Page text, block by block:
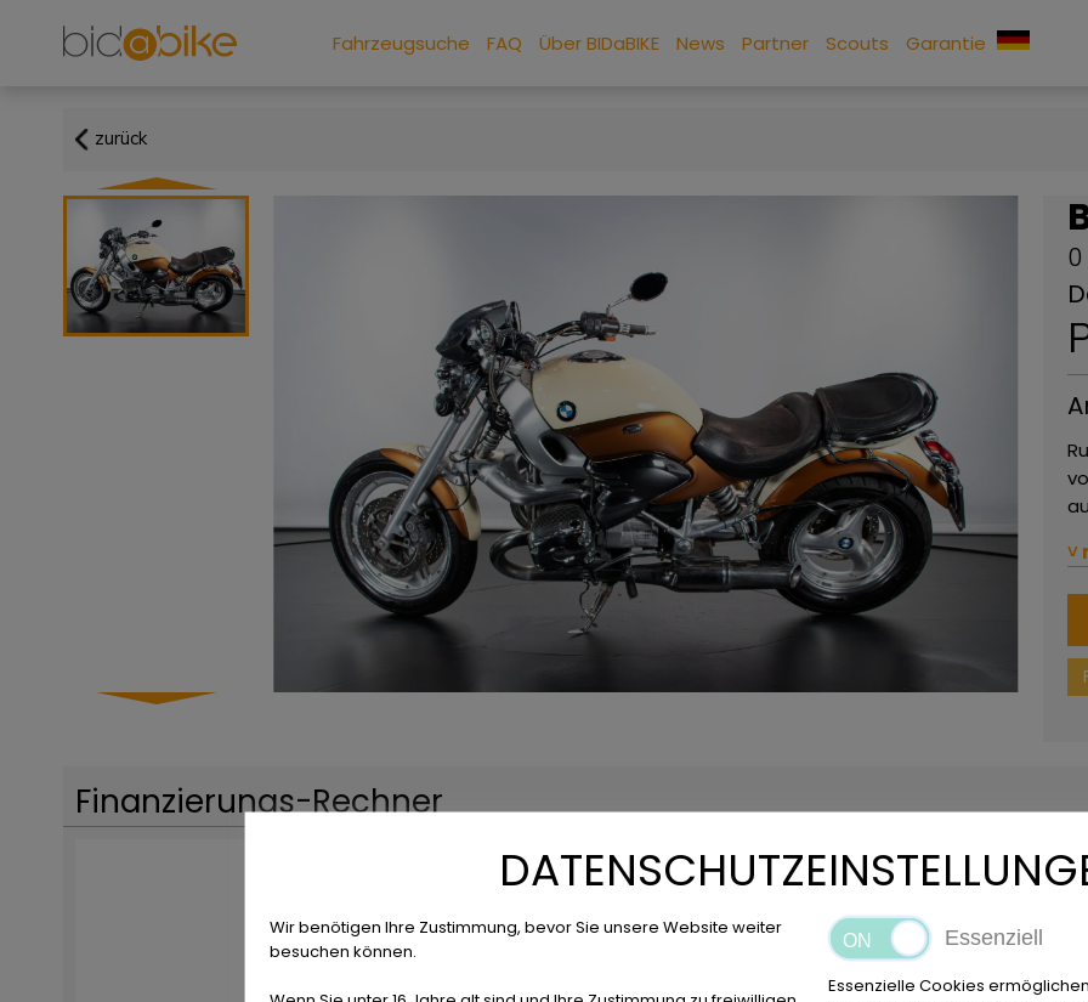
Fahrzeugsuche FAQ Über BIDaBIKE News Partner Scouts Garantie
zurück
0
˅
Finanzierungs-Rechner
Wir benötigen Ihre Zustimmung, bevor Sie unsere Website weiter
besuchen können.
Essenziell
Essenzielle Cookies